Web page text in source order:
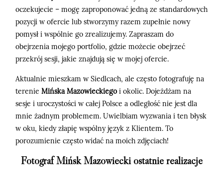
oczekujecie – mogę zaproponować jedną ze standardowych
pozycji w ofercie lub stworzymy razem zupełnie nowy
pomysł i wspólnie go zrealizujemy. Zapraszam do
obejrzenia mojego portfolio, gdzie możecie obejrzeć
przekrój sesji, jakie znajdują się w mojej ofercie.
Aktualnie mieszkam w Siedlcach, ale często fotografuję na
terenie Mińska Mazowieckiegoi okolic. Dojeżdżam na
sesje i uroczystości w całej Polsce a odległość nie jest dla
mnie żadnym problemem. Uwielbiam wyzwania i ten błysk
w oku, kiedy złapię wspólny język z Klientem. To
porozumienie często widać na moich zdjęciach!
Fotograf Mińsk Mazowiecki ostatnie realizacje